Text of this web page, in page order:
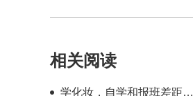
相关阅读
学化妆，自学和报班差距到